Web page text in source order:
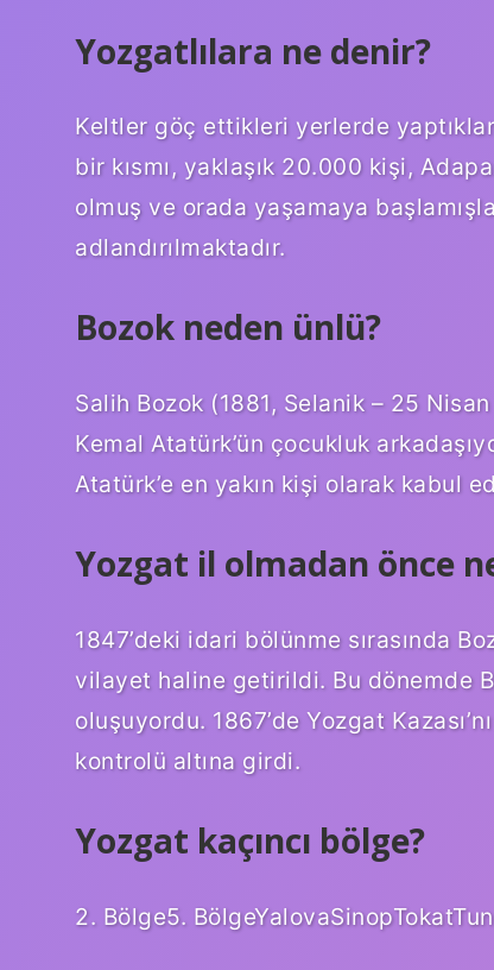
Yozgatlılara ne denir?
Keltler göç ettikleri yerlerde
bir kısmı, yaklaşık 20.000 kişi,
olmuş ve orada yaşamaya
adlandırılmaktadır.
Bozok neden ünlü?
Salih Bozok (1881, Selanik – 25
Kemal Atatürk’ün çocukluk
Atatürk’e en yakın kişi olarak kabul
Yozgat il olmadan önce
1847’deki idari bölünme sırasında
vilayet haline getirildi. Bu dönemde
oluşuyordu. 1867’de Yozgat
kontrolü altına girdi.
Yozgat kaçıncı bölge?
2. Bölge5.